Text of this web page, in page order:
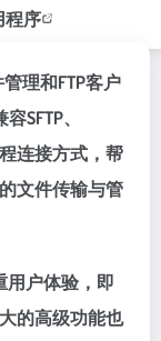
程序
管理和FTP客户
SFTP、
程连接方式，帮
文件传输与管
用户体验，即
的高级功能也